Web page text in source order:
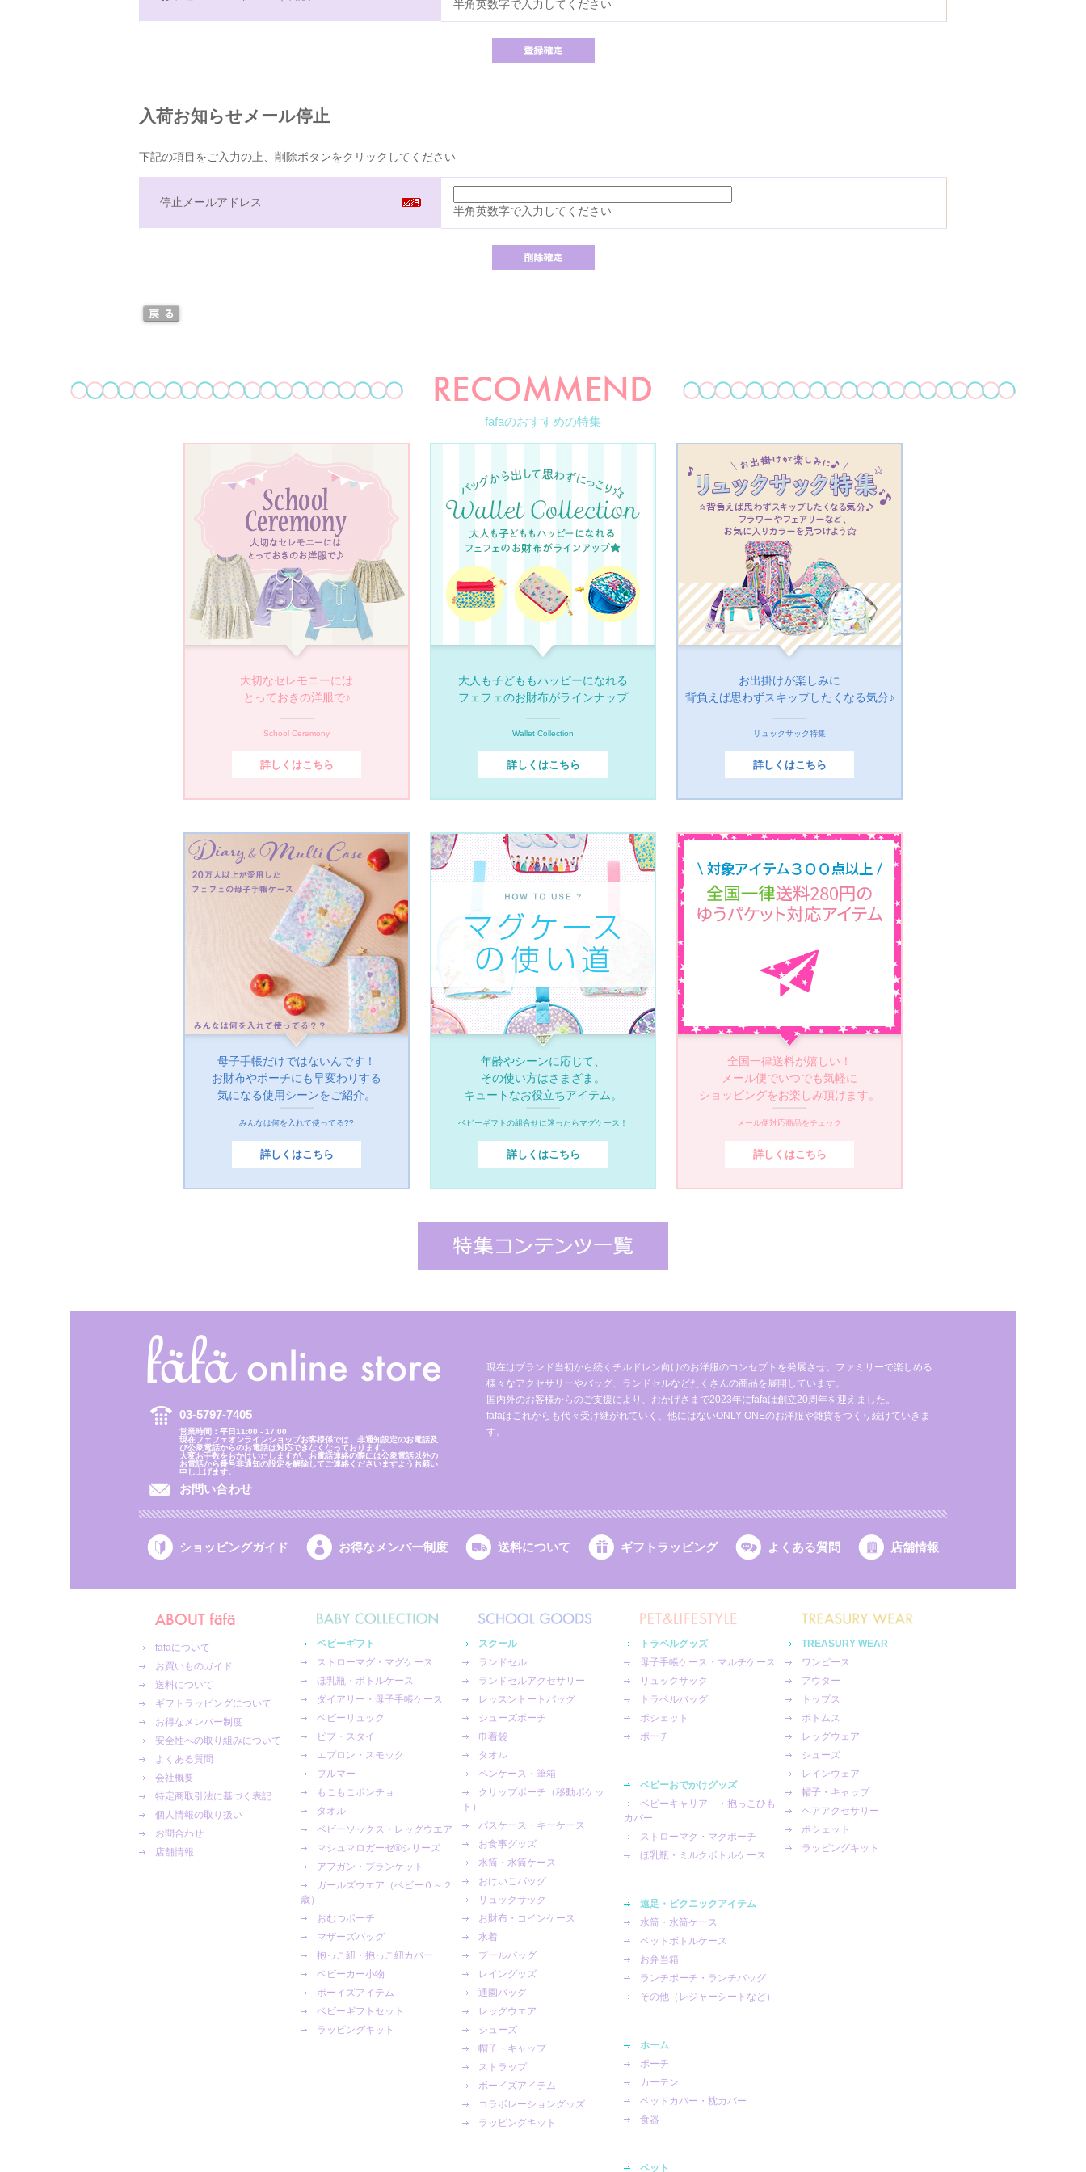
半角英数字で入力してください
入荷お知らせメール停止
下記の項目をご入力の上、削除ボタンをクリックしてください
停止メールアドレス
半角英数字で入力してください
fafaのおすすめの特集
大切なセレモニーには
とっておきの洋服で♪
School Ceremony
詳しくはこちら
大人も子どももハッピーになれる
フェフェのお財布がラインナップ
Wallet Collection
詳しくはこちら
お出掛けが楽しみに
背負えば思わずスキップしたくなる気分♪
リュックサック特集
詳しくはこちら
母子手帳だけではないんです！
お財布やポーチにも早変わりする
気になる使用シーンをご紹介。
みんなは何を入れて使ってる??
詳しくはこちら
年齢やシーンに応じて、
その使い方はさまざま。
キュートなお役立ちアイテム。
ベビーギフトの組合せに迷ったらマグケース！
詳しくはこちら
全国一律送料が嬉しい！
メール便でいつでも気軽に
ショッピングをお楽しみ頂けます。
メール便対応商品をチェック
詳しくはこちら
03-5797-7405
営業時間：平日11:00 - 17:00
現在フェフェオンラインショップお客様係では、非通知設定のお電話及
び公衆電話からのお電話は対応できなくなっております。
大変お手数をおかけいたしますが、お電話連絡の際には公衆電話以外の
お電話から番号非通知の設定を解除してご連絡くださいますようお願い
申し上げます。
お問い合わせ
現在はブランド当初から続くチルドレン向けのお洋服のコンセプトを発展させ、ファミリーで楽しめる
様々なアクセサリーやバッグ、ランドセルなどたくさんの商品を展開しています。
国内外のお客様からのご支援により、おかげさまで2023年にfafaは創立20周年を迎えました。
fafaはこれからも代々受け継がれていく、他にはないONLY ONEのお洋服や雑貨をつくり続けていきま
す。
ショッピングガイド お得なメンバー制度 送料について ギフトラッピング よくある質問 店舗情報
fafaについて
お買いものガイド
送料について
ギフトラッピングについて
お得なメンバー制度
安全性への取り組みについて
よくある質問
会社概要
特定商取引法に基づく表記
個人情報の取り扱い
お問合わせ
店舗情報
ベビーギフト
ストローマグ・マグケース
ほ乳瓶・ボトルケース
ダイアリー・母子手帳ケース
ベビーリュック
ビブ・スタイ
エプロン・スモック
ブルマー
もこもこポンチョ
タオル
ベビーソックス・レッグウエア
マシュマロガーゼ®︎シリーズ
アフガン・ブランケット
ガールズウエア（ベビー０～２
歳）
おむつポーチ
マザーズバッグ
抱っこ紐・抱っこ紐カバー
ベビーカー小物
ボーイズアイテム
ベビーギフトセット
ラッピングキット
スクール
ランドセル
ランドセルアクセサリー
レッスントートバッグ
シューズポーチ
巾着袋
タオル
ペンケース・筆箱
クリップポーチ（移動ポケッ
ト）
パスケース・キーケース
お食事グッズ
水筒・水筒ケース
おけいこバッグ
リュックサック
お財布・コインケース
水着
プールバッグ
レイングッズ
通園バッグ
レッグウエア
シューズ
帽子・キャップ
ストラップ
ボーイズアイテム
コラボレーショングッズ
ラッピングキット
トラベルグッズ
母子手帳ケース・マルチケース
リュックサック
トラベルバッグ
ポシェット
ポーチ
ベビーおでかけグッズ
ベビーキャリア―・抱っこひも
カバー
ストローマグ・マグポーチ
ほ乳瓶・ミルクボトルケース
遠足・ピクニックアイテム
水筒・水筒ケース
ペットボトルケース
お弁当箱
ランチポーチ・ランチバッグ
その他（レジャーシートなど）
ホーム
ポーチ
カーテン
ベッドカバー・枕カバー
食器
ペット
TREASURY WEAR
ワンピース
アウター
トップス
ボトムス
レッグウェア
シューズ
レインウェア
帽子・キャップ
ヘアアクセサリー
ポシェット
ラッピングキット